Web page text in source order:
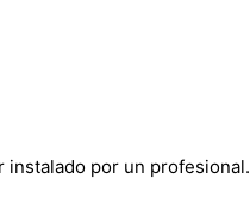
instalado por un profesional.